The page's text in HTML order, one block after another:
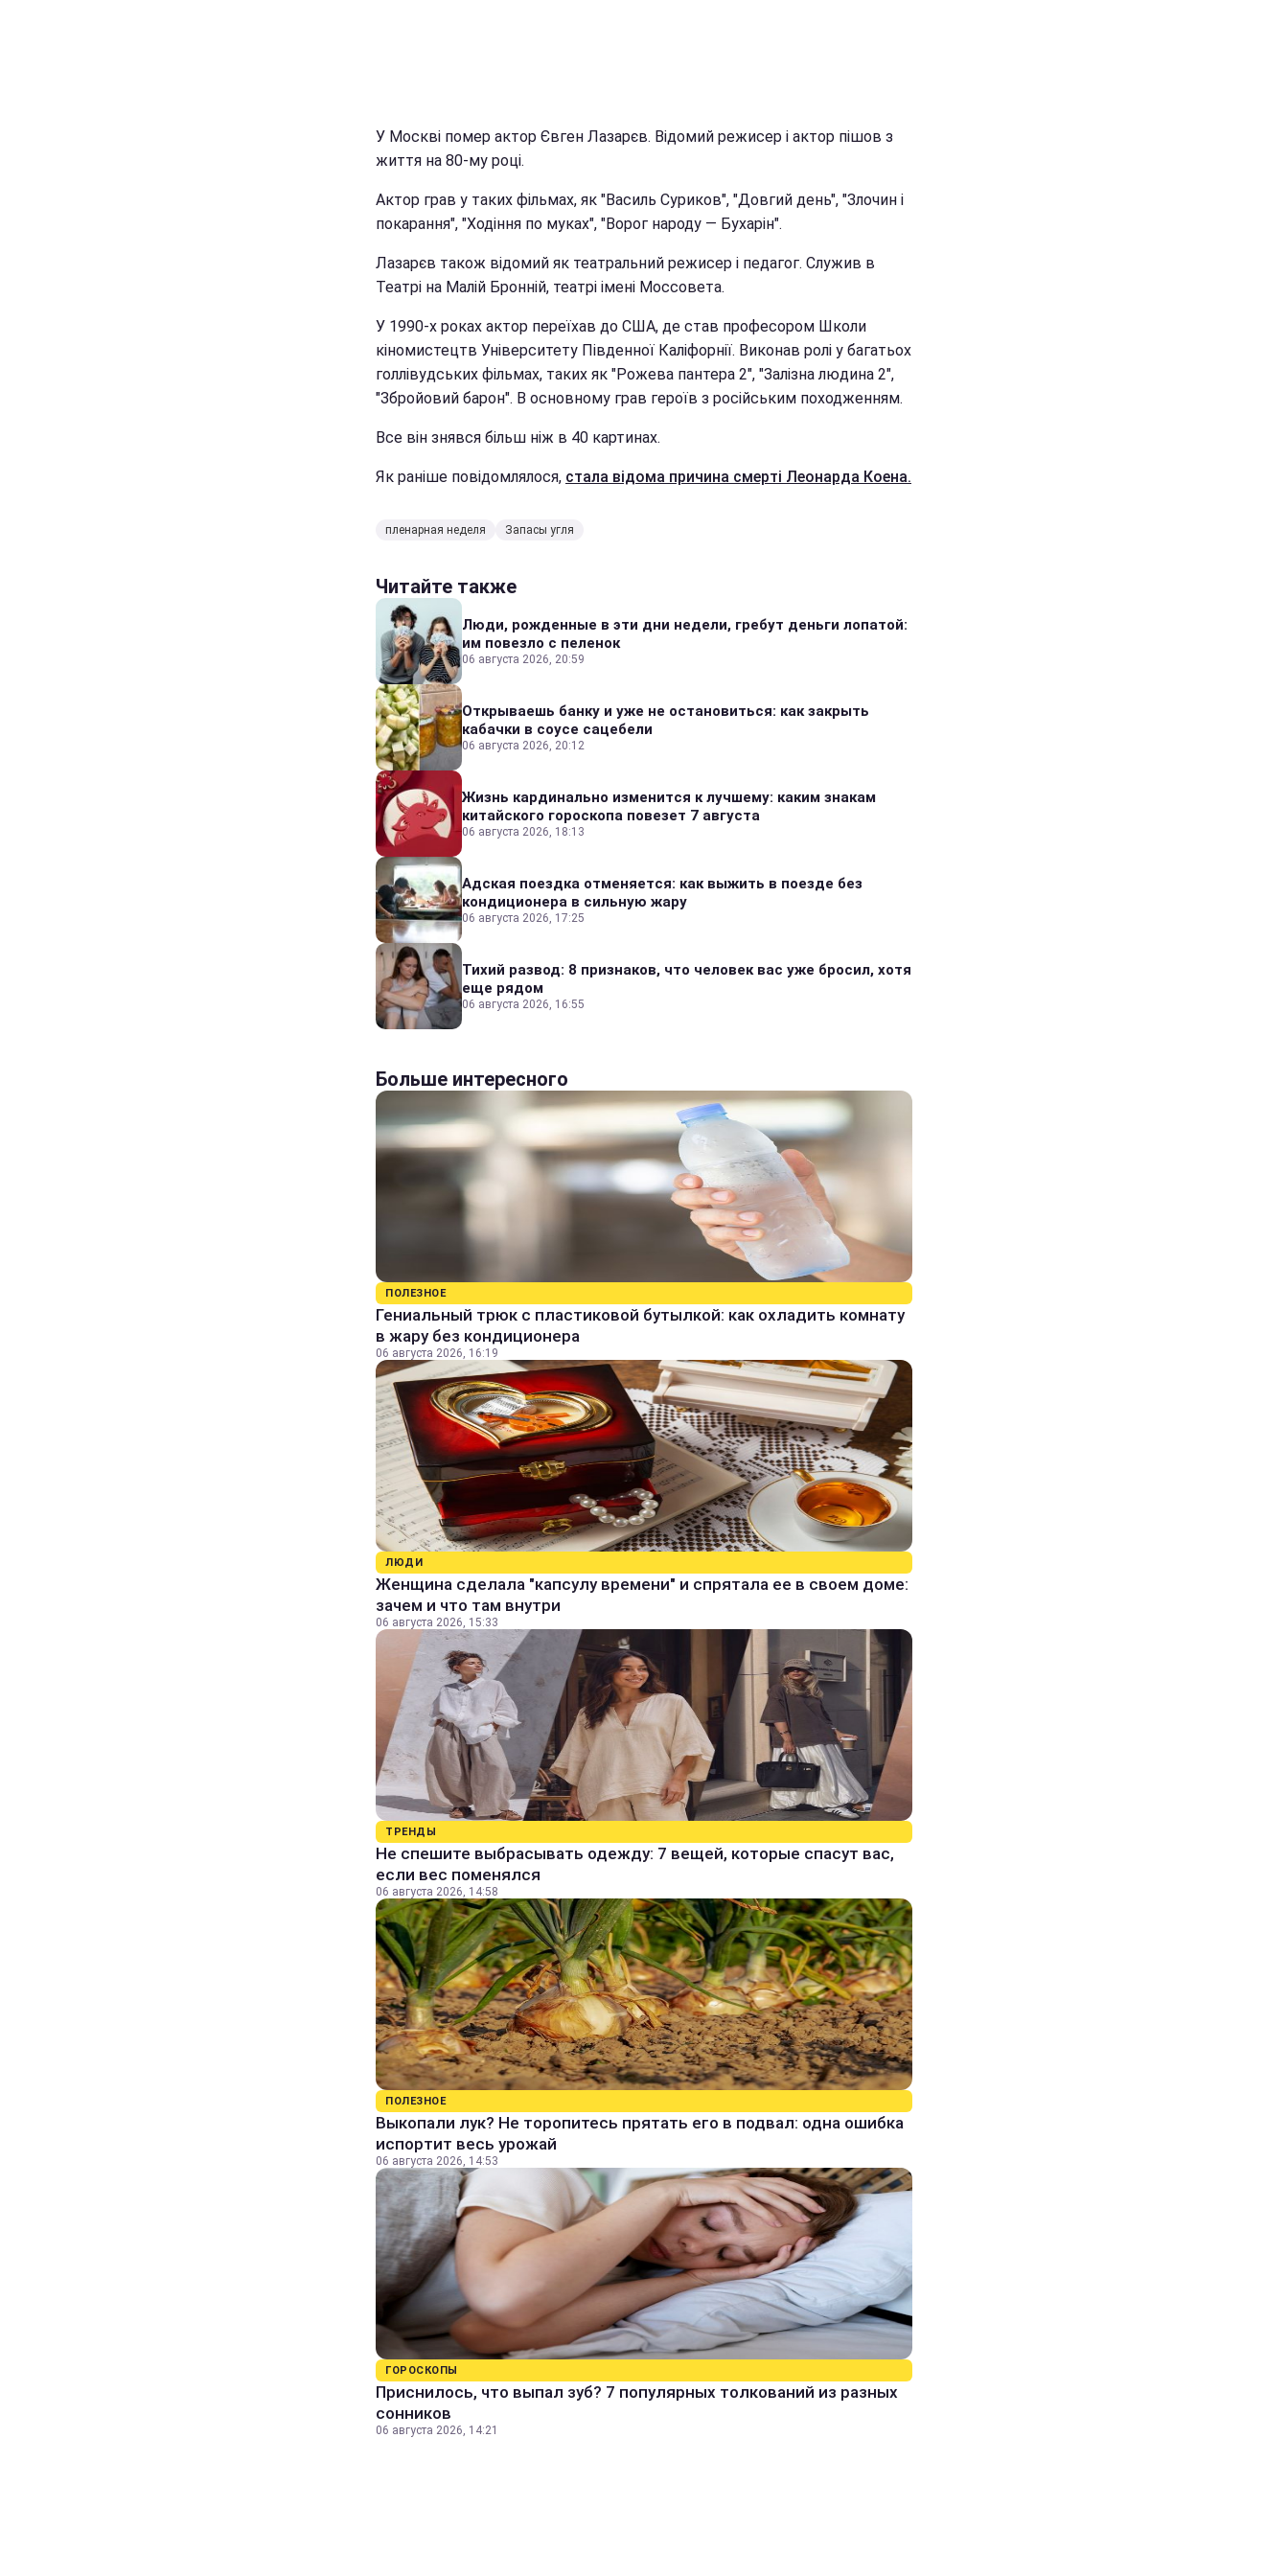
У Москві помер актор Євген Лазарєв. Відомий режисер і актор пішов з
життя на 80-му році.
Актор грав у таких фільмах, як "Василь Суриков", "Довгий день", "Злочин і
покарання", "Ходіння по муках", "Ворог народу — Бухарін".
Лазарєв також відомий як театральний режисер і педагог. Служив в
Театрі на Малій Бронній, театрі імені Моссовета.
У 1990-х роках актор переїхав до США, де став професором Школи
кіномистецтв Університету Південної Каліфорнії. Виконав ролі у багатьох
голлівудських фільмах, таких як "Рожева пантера 2", "Залізна людина 2",
"Збройовий барон". В основному грав героїв з російським походженням.
Все він знявся більш ніж в 40 картинах.
Як раніше повідомлялося, стала відома причина смерті Леонарда Коена.
пленарная неделя Запасы угля
Читайте также
Люди, рожденные в эти дни недели, гребут деньги лопатой:
им повезло с пеленок
06 августа 2026, 20:59
Открываешь банку и уже не остановиться: как закрыть
кабачки в соусе сацебели
06 августа 2026, 20:12
Жизнь кардинально изменится к лучшему: каким знакам
китайского гороскопа повезет 7 августа
06 августа 2026, 18:13
Адская поездка отменяется: как выжить в поезде без
кондиционера в сильную жару
06 августа 2026, 17:25
Тихий развод: 8 признаков, что человек вас уже бросил, хотя
еще рядом
06 августа 2026, 16:55
Больше интересного
ПОЛЕЗНОЕ
Гениальный трюк с пластиковой бутылкой: как охладить комнату
в жару без кондиционера
06 августа 2026, 16:19
ЛЮДИ
Женщина сделала "капсулу времени" и спрятала ее в своем доме:
зачем и что там внутри
06 августа 2026, 15:33
ТРЕНДЫ
Не спешите выбрасывать одежду: 7 вещей, которые спасут вас,
если вес поменялся
06 августа 2026, 14:58
ПОЛЕЗНОЕ
Выкопали лук? Не торопитесь прятать его в подвал: одна ошибка
испортит весь урожай
06 августа 2026, 14:53
ГОРОСКОПЫ
Приснилось, что выпал зуб? 7 популярных толкований из разных
сонников
06 августа 2026, 14:21